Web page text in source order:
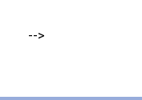
-->